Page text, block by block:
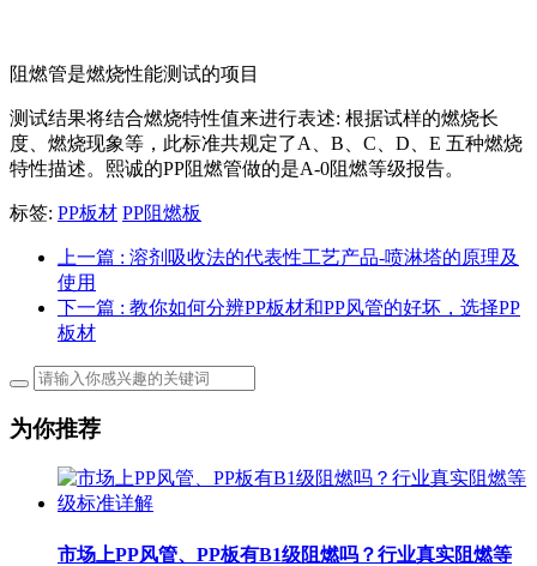
阻燃管是燃烧性能测试的项目
测试结果将结合燃烧特性值来进行表述: 根据试样的燃烧长
度、燃烧现象等，此标准共规定了A、B、C、D、E 五种燃烧
特性描述。熙诚的PP阻燃管做的是A-0阻燃等级报告。
标签: PP板材 PP阻燃板
上一篇 : 溶剂吸收法的代表性工艺产品-喷淋塔的原理及
使用
下一篇 : 教你如何分辨PP板材和PP风管的好坏，选择PP
板材
为你推荐
市场上PP风管、PP板有B1级阻燃吗？行业真实阻燃等